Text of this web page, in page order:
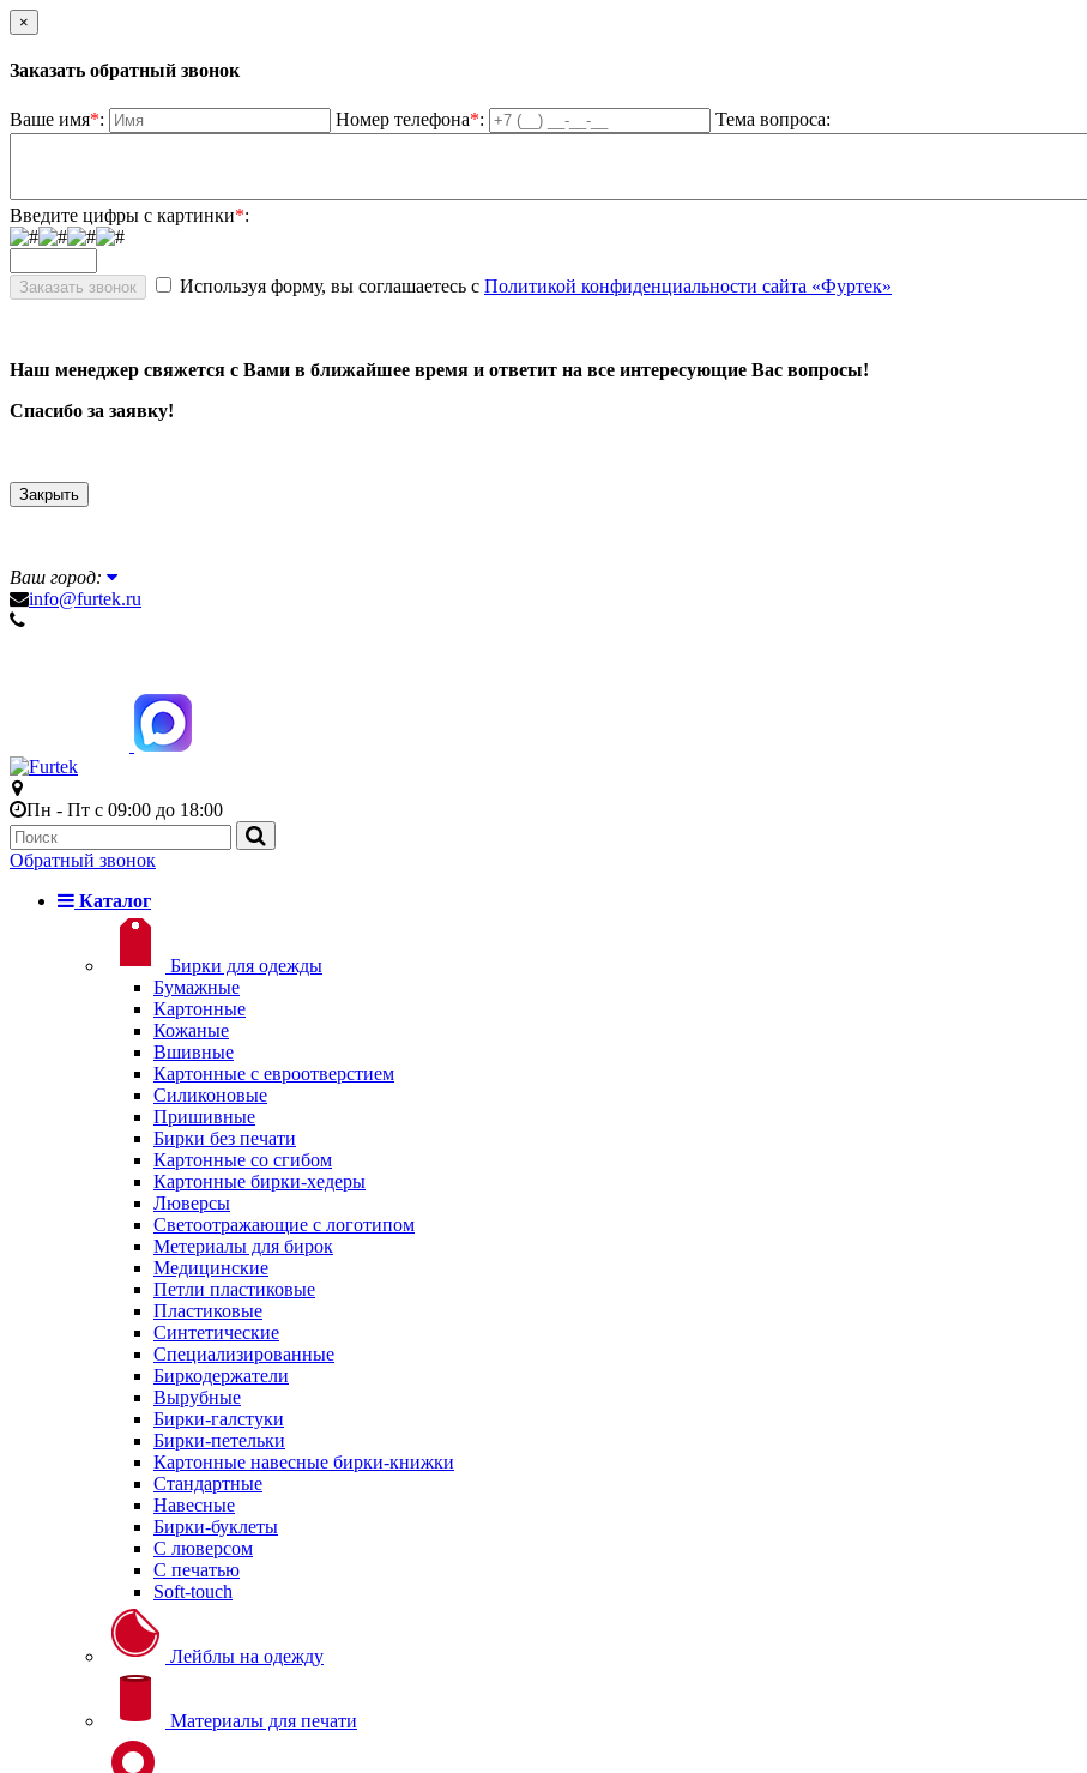
×
Заказать обратный звонок
Ваше имя*: Номер телефона*: Тема вопроса:
Введите цифры с картинки*:
Используя форму, вы соглашаетесь с Политикой конфиденциальности сайта «Фуртек»
Наш менеджер свяжется с Вами в ближайшее время и ответит на все интересующие Вас вопросы!
Спасибо за заявку!
Закрыть
Ваш город:
info@furtek.ru
Пн - Пт с 09:00 до 18:00
Обратный звонок
Каталог
Бирки для одежды
Бумажные
Картонные
Кожаные
Вшивные
Картонные с евроотверстием
Силиконовые
Пришивные
Бирки без печати
Картонные со сгибом
Картонные бирки-хедеры
Люверсы
Светоотражающие с логотипом
Метериалы для бирок
Медицинские
Петли пластиковые
Пластиковые
Синтетические
Специализированные
Биркодержатели
Вырубные
Бирки-галстуки
Бирки-петельки
Картонные навесные бирки-книжки
Стандартные
Навесные
Бирки-буклеты
С люверсом
С печатью
Soft-touch
Лейблы на одежду
Материалы для печати